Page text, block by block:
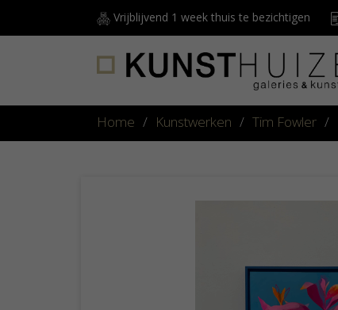
Vrijblijvend 1 week thuis te bezichtigen
Home / Kunstwerken / Tim Fowler /